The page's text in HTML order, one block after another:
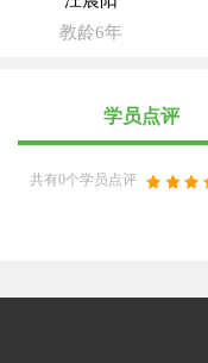
教龄6年
学员点评
共有0个学员点评